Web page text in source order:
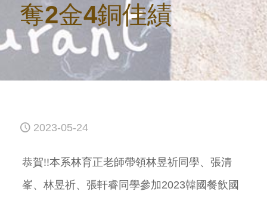
奪2金4銅佳績
2023-05-24
恭賀!!本系林育正老師帶領林昱祈同學、張清
峯、林昱祈、張軒睿同學參加2023韓國餐飲國